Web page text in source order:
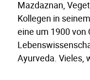
Mazdaznan,
Kollegen in
eine um 1900 von
Ayurveda. Vieles,